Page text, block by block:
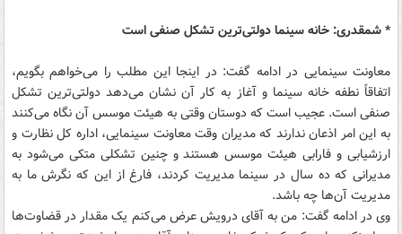
* شمقدری: خانه سینما دولتی‌ترین تشکل صنفی است
معاونت سینمایی در ادامه گفت: در اینجا این مطلب را می‌خواهم بگویم،
اتفاقاً نطفه خانه سینما و آغاز به کار آن نشان می‌دهد دولتی‌ترین تشکل
صنفی است. عجیب است که دوستان وقتی به هیئت موسس آن نگاه می‌کنند
به این امر اذعان ندارند که مدیران وقت معاونت سینمایی، اداره کل نظارت و
ارزشیابی و فارابی هیئت موسس هستند و چنین تشکلی متکی می‌شود به
مدیرانی که ده سال در سینما مدیریت کردند، فارغ از این که نگرش ما به
مدیریت آن‌ها چه باشد‌.
وی در ادامه گفت: من به آقای درویش عرض می‌کنم یک مقدار در قضاوت‌ها